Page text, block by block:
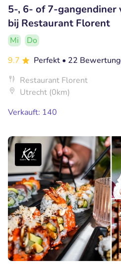
5-, 6- of 7-gangendiner
bij Restaurant Florent
Mi
Do
9.7
Perfekt • 22
Restaurant Florent
Utrecht (0km)
Verkauft: 140